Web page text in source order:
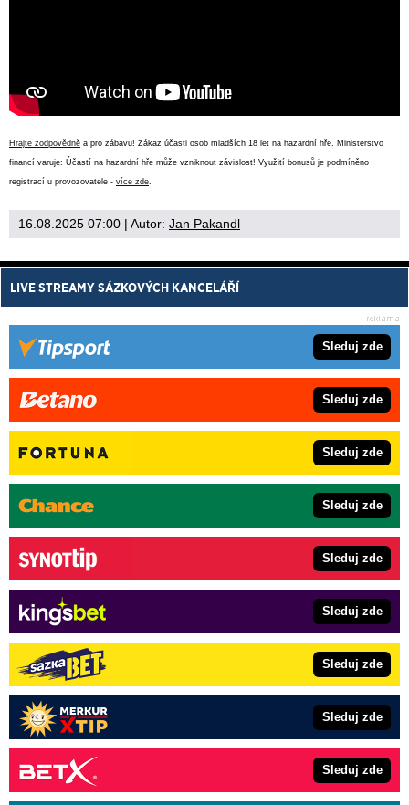
Hrajte zodpovědně a pro zábavu! Zákaz účasti osob mladších 18 let na hazardní hře. Ministerstvo
financí varuje: Účastí na hazardní hře může vzniknout závislost! Využití bonusů je podmíněno
registrací u provozovatele - více zde
16.08.2025 07:00 | Autor: Jan Pakandl
LIVE STREAMY SÁZKOVÝCH KANCELÁŘÍ
Sleduj zde
Sleduj zde
Sleduj zde
Sleduj zde
Sleduj zde
Sleduj zde
Sleduj zde
Sleduj zde
Sleduj zde